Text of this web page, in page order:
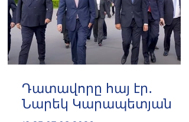
Դատավորը հայ էր․
Նարեկ Կարապետյան